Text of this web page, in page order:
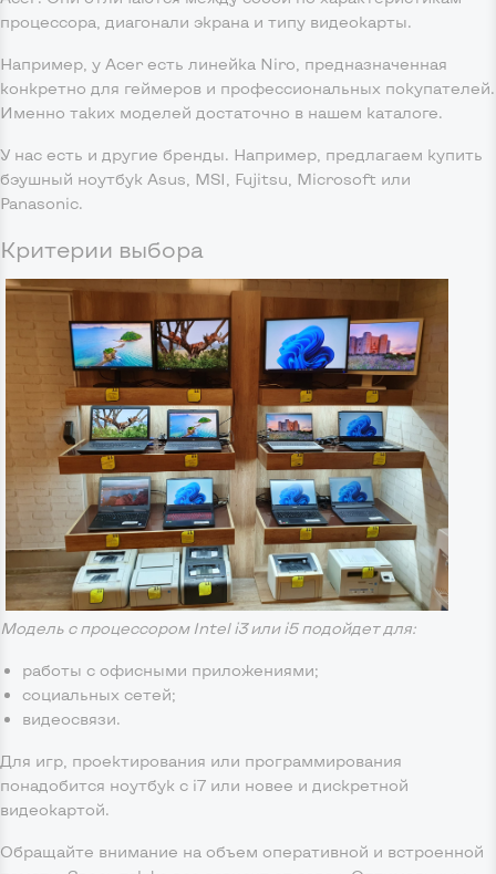
процессора, диагонали экрана и типу видеокарты.
Например, у Acer есть линейка Niro, предназначенная
конкретно для геймеров и профессиональных покупателей.
Именно таких моделей достаточно в нашем каталоге.
У нас есть и другие бренды. Например, предлагаем купить
бэушный ноутбук Asus, MSI, Fujitsu, Microsoft или
Panasonic.
Критерии выбора
Модель с процессором Intel i3 или i5 подойдет для:
работы с офисными приложениями;
социальных сетей;
видеосвязи.
Для игр, проектирования или программирования
понадобится ноутбук с i7 или новее и дискретной
видеокартой.
Обращайте внимание на объем оперативной и встроенной